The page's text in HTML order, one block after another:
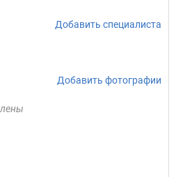
Добавить специалиста
Добавить фотографии